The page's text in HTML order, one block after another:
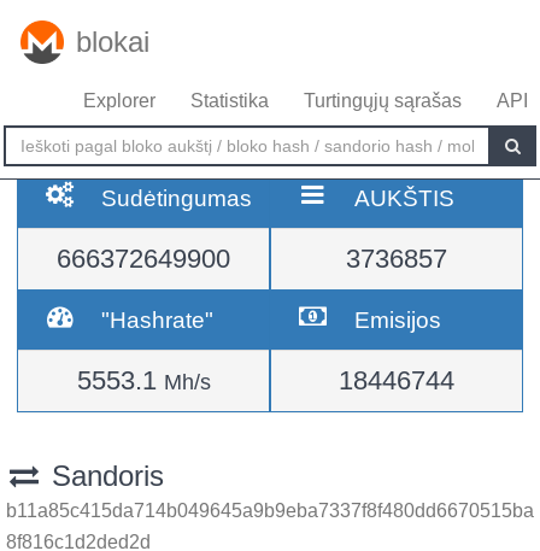
blokai
Explorer Statistika Turtingųjų sąrašas API
Sudėtingumas
666372649900
AUKŠTIS
3736857
"Hashrate"
5553.1 Mh/s
Emisijos
18446744
Sandoris
b11a85c415da714b049645a9b9eba7337f8f480dd6670515ba
8f816c1d2ded2d